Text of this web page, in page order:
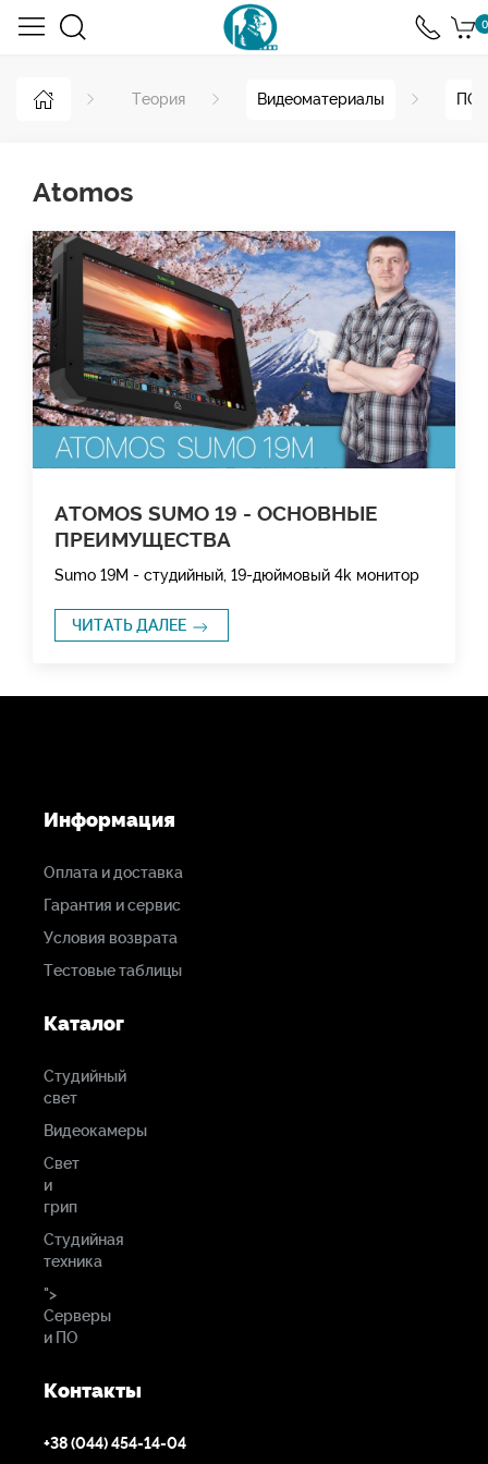
0
Теория Видеоматериалы ПО
Atomos
ATOMOS SUMO 19 - ОСНОВНЫЕ
ПРЕИМУЩЕСТВА
Sumo 19M - студийный, 19-дюймовый 4k монитор
ЧИТАТЬ ДАЛЕЕ
Информация
Оплата и доставка
Гарантия и сервис
Условия возврата
Тестовые таблицы
Каталог
Студийный
свет
Видеокамеры
Свет
и
грип
Студийная
техника
">
Серверы
и ПО
Контакты
+38 (044) 454-14-04